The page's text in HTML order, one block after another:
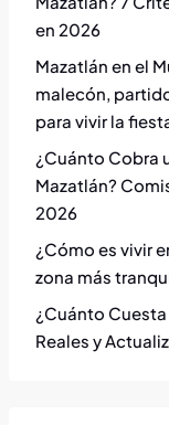
en 2026
Mazatlán en el
malecón,
para vivir la
¿Cuánto Cobra
Mazatlán?
2026
¿Cómo es vivir
zona más
¿Cuánto
Reales y